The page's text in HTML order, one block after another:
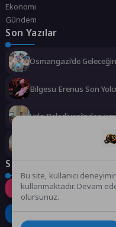
Ekonomi
Gündem
Son Yazılar
Osmangazi’de
Bilgesu Erenus Son
Urla Belediyesi’nden
2 milyona yakın aday
Sosyal Medya
Instagram
LinkedIn
Bu site, kullanıcı
kullanmaktadır. Devam
olursunuz.